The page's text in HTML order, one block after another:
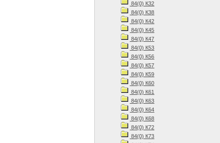
84(0) К32
84(0) К38
84(0) К42
84(0) К45
84(0) К47
84(0) К53
84(0) К56
84(0) К57
84(0) К59
84(0) К60
84(0) К61
84(0) К63
84(0) К64
84(0) К68
84(0) К72
84(0) К73